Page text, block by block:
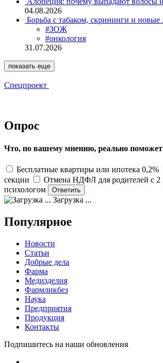
04.08.2026
Борьба с табаком, скрининги и новые
#ЗОЖ
#онкология
31.07.2026
показать еще
Спецпроект
Опрос
Что, по вашему мнению, реально
Бесплатные квартиры или ипотека 0,2%
секции
Отмена НДФЛ для родителей с 2
психологом
Загрузка ...
Популярное
Новости
Статьи
Добрые дела
Фарма
Медизделия
Фармликбез
Наука
Предприятия
Продукция
Контакты
Подпишитесь на наши обновления